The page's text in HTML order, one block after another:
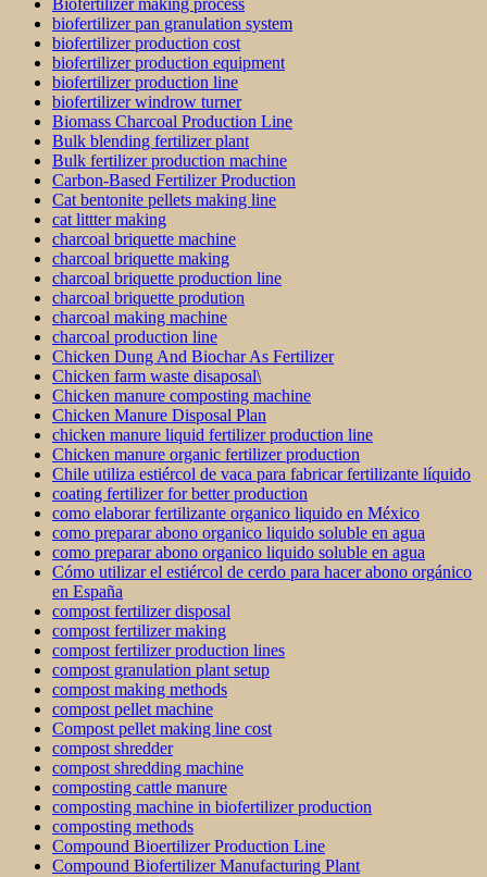
Biofertilizer making process
biofertilizer pan granulation system
biofertilizer production cost
biofertilizer production equipment
biofertilizer production line
biofertilizer windrow turner
Biomass Charcoal Production Line
Bulk blending fertilizer plant
Bulk fertilizer production machine
Carbon-Based Fertilizer Production
Cat bentonite pellets making line
cat littter making
charcoal briquette machine
charcoal briquette making
charcoal briquette production line
charcoal briquette prodution
charcoal making machine
charcoal production line
Chicken Dung And Biochar As Fertilizer
Chicken farm waste disaposal\
Chicken manure composting machine
Chicken Manure Disposal Plan
chicken manure liquid fertilizer production line
Chicken manure organic fertilizer production
Chile utiliza estiércol de vaca para fabricar fertilizante líquido
coating fertilizer for better production
como elaborar fertilizante organico liquido en México
como preparar abono organico liquido soluble en agua
como preparar abono organico liquido soluble en agua
Cómo utilizar el estiércol de cerdo para hacer abono orgánico
en España
compost fertilizer disposal
compost fertilizer making
compost fertilizer production lines
compost granulation plant setup
compost making methods
compost pellet machine
Compost pellet making line cost
compost shredder
compost shredding machine
composting cattle manure
composting machine in biofertilizer production
composting methods
Compound Bioertilizer Production Line
Compound Biofertilizer Manufacturing Plant